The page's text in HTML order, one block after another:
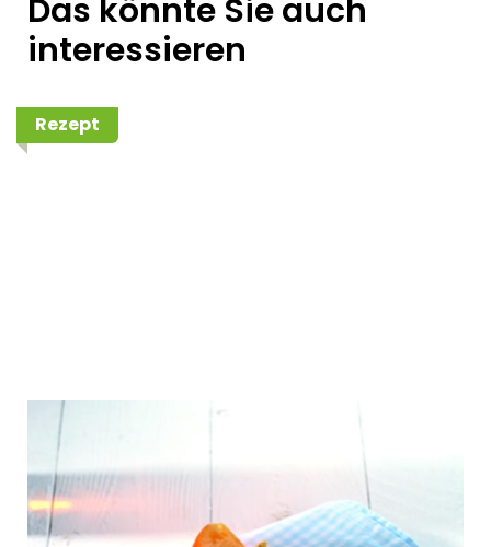
Das könnte Sie auch
interessieren
Rezept
Rote Linsensuppe mit Joghurt
und Zitrone, dazu gebratener
Mermaid Garnelenspieß und
Fladenbrot